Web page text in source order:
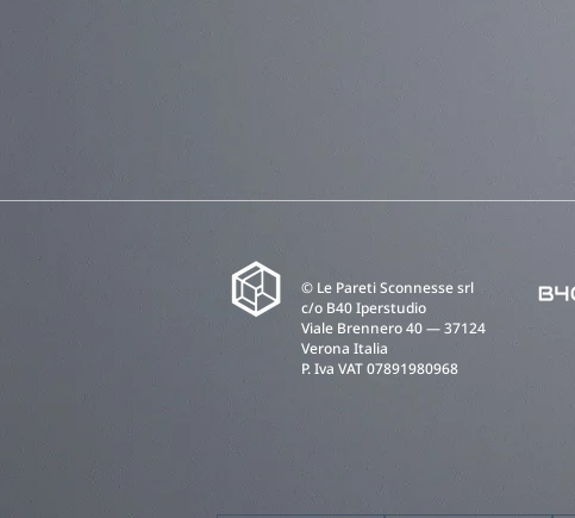
© Le Pareti Sconnesse srl
c/o B40 Iperstudio
Viale Brennero 40 — 37124
Verona Italia
P. Iva VAT 07891980968